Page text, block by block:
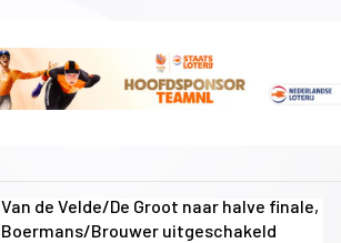
Van de Velde/De Groot naar halve finale,
Boermans/Brouwer uitgeschakeld